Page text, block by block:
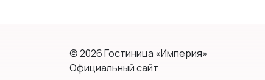
© 2026 Гостиница «Империя»
Официальный сайт